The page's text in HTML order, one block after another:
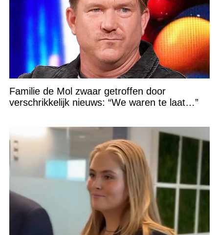
Familie de Mol zwaar getroffen door
verschrikkelijk nieuws: “We waren te laat…”